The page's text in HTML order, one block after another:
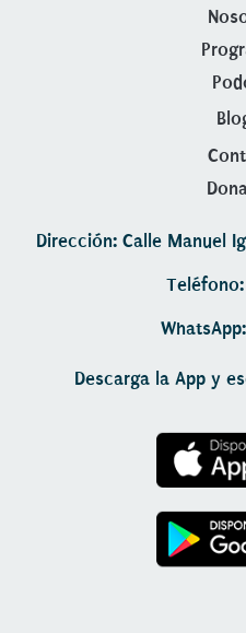
Dirección: Calle Manuel
Descarga la App y